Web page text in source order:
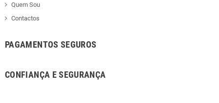
Quem Sou
Contactos
PAGAMENTOS SEGUROS
CONFIANÇA E SEGURANÇA